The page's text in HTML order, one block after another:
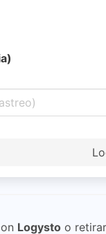
Logysto o